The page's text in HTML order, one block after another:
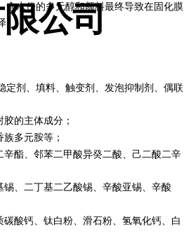
公司
含水份的多元醇和颜料最终导致在固化膜
。
定剂、填料、触变剂、发泡抑制剂、偶联
的主体成分；
多元胺等；
酯、邻苯二甲酸异癸二酸、己二酸二辛
、二丁基二乙酸锡、辛酸亚锡、辛酸
酸钙、钛白粉、滑石粉、氢氧化钙、白